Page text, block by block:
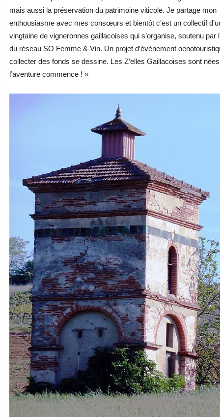
mais aussi la préservation du patrimoine viticole. Je partage mon
enthousiasme avec mes consœurs et bientôt c’est un collectif
vingtaine de vigneronnes gaillacoises qui s’organise, soutenu par
du réseau SO Femme & Vin. Un projet d’événement
collecter des fonds se dessine. Les Z’elles Gaillacoises sont
l’aventure commence ! »